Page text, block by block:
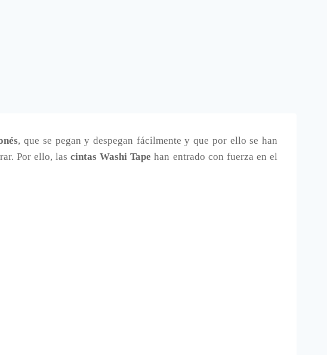
, que se pegan y despegan fácilmente y que por ello se han
Por ello, lascintas Washi Tape han entrado con fuerza en el